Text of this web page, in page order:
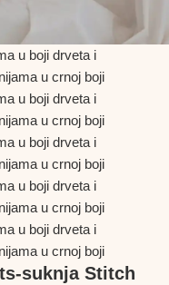
suknja Stitch